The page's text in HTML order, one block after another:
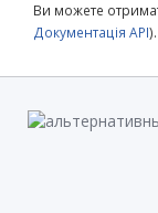
Ви можете
Документація API).